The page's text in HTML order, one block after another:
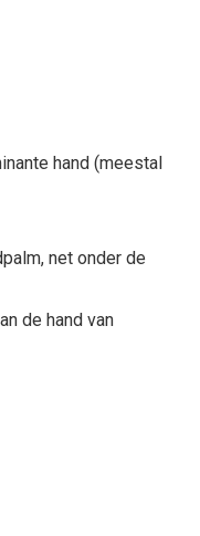
hand (meestal
net onder de
de hand van